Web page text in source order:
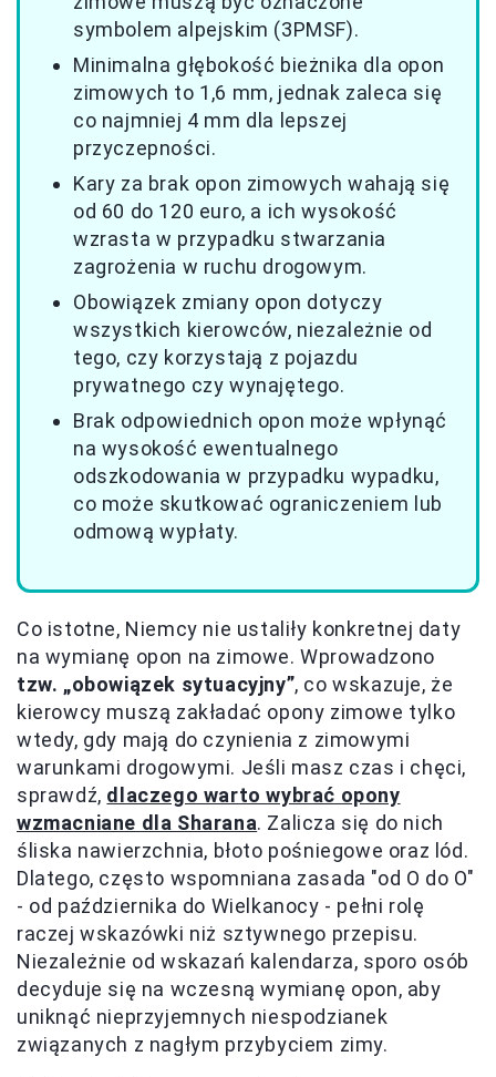
symbolem alpejskim (3PMSF).
Minimalna głębokość bieżnika dla opon
zimowych to 1,6 mm, jednak zaleca się
co najmniej 4 mm dla lepszej
przyczepności.
Kary za brak opon zimowych wahają się
od 60 do 120 euro, a ich wysokość
wzrasta w przypadku stwarzania
zagrożenia w ruchu drogowym.
Obowiązek zmiany opon dotyczy
wszystkich kierowców, niezależnie od
tego, czy korzystają z pojazdu
prywatnego czy wynajętego.
Brak odpowiednich opon może wpłynąć
na wysokość ewentualnego
odszkodowania w przypadku wypadku,
co może skutkować ograniczeniem lub
odmową wypłaty.
Co istotne, Niemcy nie ustaliły konkretnej daty
na wymianę opon na zimowe. Wprowadzono
tzw. „obowiązek sytuacyjny”, co wskazuje, że
kierowcy muszą zakładać opony zimowe tylko
wtedy, gdy mają do czynienia z zimowymi
warunkami drogowymi. Jeśli masz czas i chęci,
sprawdź, dlaczego warto wybrać opony
wzmacniane dla Sharana. Zalicza się do nich
śliska nawierzchnia, błoto pośniegowe oraz lód.
Dlatego, często wspomniana zasada "od O do O"
- od października do Wielkanocy - pełni rolę
raczej wskazówki niż sztywnego przepisu.
Niezależnie od wskazań kalendarza, sporo osób
decyduje się na wczesną wymianę opon, aby
uniknąć nieprzyjemnych niespodzianek
związanych z nagłym przybyciem zimy.